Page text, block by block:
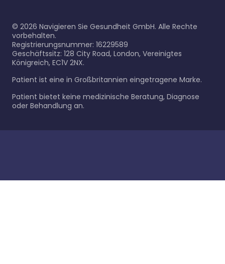
© 2026 Navigieren Sie Gesundheit GmbH. Alle Rechte
vorbehalten.
Registrierungsnummer: 16229589
Geschäftssitz: 128 City Road, London, Vereinigtes
Königreich, EC1V 2NX.
Patient ist eine in Großbritannien eingetragene Marke.
Patient bietet keine medizinische Beratung, Diagnose
oder Behandlung an.